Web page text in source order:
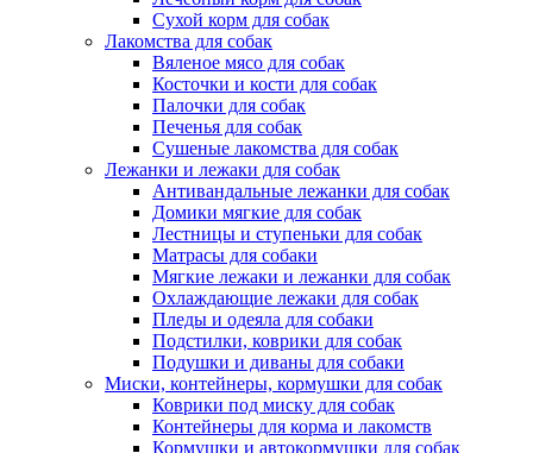
Сухой корм для собак
Лакомства для собак
Вяленое мясо для собак
Косточки и кости для собак
Палочки для собак
Печенья для собак
Сушеные лакомства для собак
Лежанки и лежаки для собак
Антивандальные лежанки для собак
Домики мягкие для собак
Лестницы и ступеньки для собак
Матрасы для собаки
Мягкие лежаки и лежанки для собак
Охлаждающие лежаки для собак
Пледы и одеяла для собаки
Подстилки, коврики для собак
Подушки и диваны для собаки
Миски, контейнеры, кормушки для собак
Коврики под миску для собак
Контейнеры для корма и лакомств
Кормушки и автокормушки для собак